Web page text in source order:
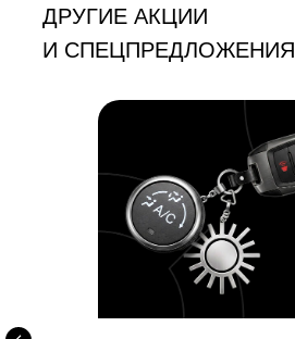
ДРУГИЕ АКЦИИ
И СПЕЦПРЕДЛОЖЕНИЯ